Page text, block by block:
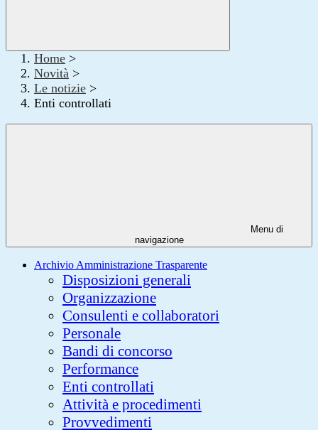
Home >
Novità >
Le notizie >
Enti controllati
Menu di
navigazione
Archivio Amministrazione Trasparente
Disposizioni generali
Organizzazione
Consulenti e collaboratori
Personale
Bandi di concorso
Performance
Enti controllati
Attività e procedimenti
Provvedimenti